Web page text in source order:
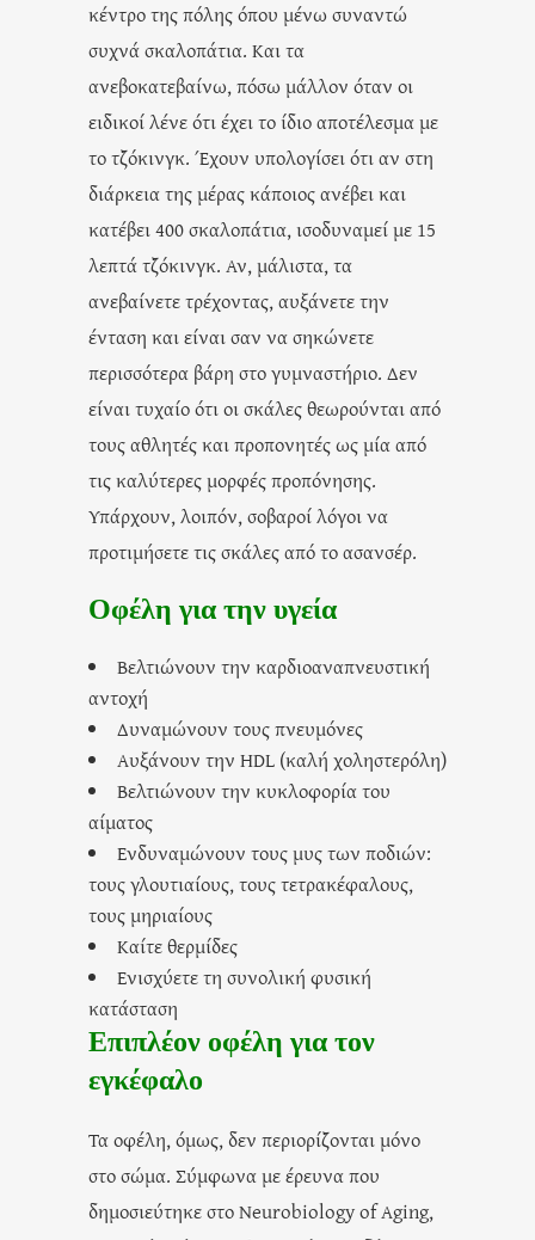
κέντρο της πόλης όπου μένω συναντώ
συχνά σκαλοπάτια. Και τα
ανεβοκατεβαίνω, πόσω μάλλον όταν οι
ειδικοί λένε ότι έχει το ίδιο αποτέλεσμα με
το τζόκινγκ. Έχουν υπολογίσει ότι αν στη
διάρκεια της μέρας κάποιος ανέβει και
κατέβει 400 σκαλοπάτια, ισοδυναμεί με 15
λεπτά τζόκινγκ. Αν, μάλιστα, τα
ανεβαίνετε τρέχοντας, αυξάνετε την
ένταση και είναι σαν να σηκώνετε
περισσότερα βάρη στο γυμναστήριο. Δεν
είναι τυχαίο ότι οι σκάλες θεωρούνται από
τους αθλητές και προπονητές ως μία από
τις καλύτερες μορφές προπόνησης.
Υπάρχουν, λοιπόν, σοβαροί λόγοι να
προτιμήσετε τις σκάλες από το ασανσέρ.
Οφέλη για την υγεία
Βελτιώνουν την καρδιοαναπνευστική
αντοχή
Δυναμώνουν τους πνευμόνες
Αυξάνουν την HDL (καλή χοληστερόλη)
Βελτιώνουν την κυκλοφορία του
αίματος
Ενδυναμώνουν τους μυς των ποδιών:
τους γλουτιαίους, τους τετρακέφαλους,
τους μηριαίους
Καίτε θερμίδες
Ενισχύετε τη συνολική φυσική
κατάσταση
Επιπλέον οφέλη για τον
εγκέφαλο
Τα οφέλη, όμως, δεν περιορίζονται μόνο
στο σώμα. Σύμφωνα με έρευνα που
δημοσιεύτηκε στο Neurobiology of Aging,